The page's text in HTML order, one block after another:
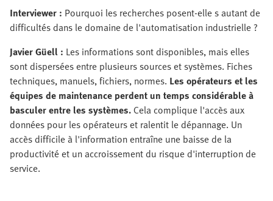
Interviewer : Pourquoi les recherches posent-elle s autant de
difficultés dans le domaine de l'automatisation industrielle ?
Javier Güell : Les informations sont disponibles, mais elles
sont dispersées entre plusieurs sources et systèmes. Fiches
techniques, manuels, fichiers, normes. Les opérateurs et les
équipes de maintenance perdent un temps considérable à
basculer entre les systèmes.Cela complique l'accès aux
données pour les opérateurs et ralentit le dépannage. Un
accès difficile à l'information entraîne une baisse de la
productivité et un accroissement du risque d'interruption de
service.